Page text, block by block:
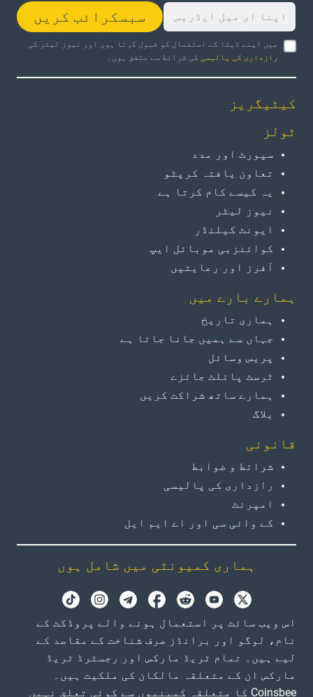
سبسکرائب کریں
میں اپنے ڈیٹا کے استعمال کو قبول کرتا ہوں اور نیوز لیٹر کی
رازداری کی پالیسی
کی شرائط سے متفق ہوں۔
کیٹیگریز
ٹولز
سپورٹ اور مدد
تعاون یافتہ کرپٹو
یہ کیسے کام کرتا ہے
نیوز لیٹر
ایونٹ کیلنڈر
کوائنزبی موبائل ایپ
آفرز اور رعایتیں
ہمارے بارے میں
ہماری تاریخ
جہاں سے ہمیں جانا جاتا ہے
پریس وسائل
ٹرسٹ پائلٹ جائزے
ہمارے ساتھ شراکت کریں
بلاگ
قانونی
شرائط و ضوابط
رازداری کی پالیسی
امپرنٹ
کے وائی سی اور اے ایم ایل
ہماری کمیونٹی میں شامل ہوں
اس ویب سائٹ پر استعمال ہونے والے پروڈکٹ کے
نام، لوگو اور برانڈز صرف شناخت کے مقاصد کے
لیے ہیں۔ تمام ٹریڈ مارکس اور رجسٹرڈ ٹریڈ
مارکس ان کے متعلقہ مالکان کی ملکیت ہیں۔
Coinsbee کا متعلقہ کمپنیوں سے کوئی تعلق نہیں